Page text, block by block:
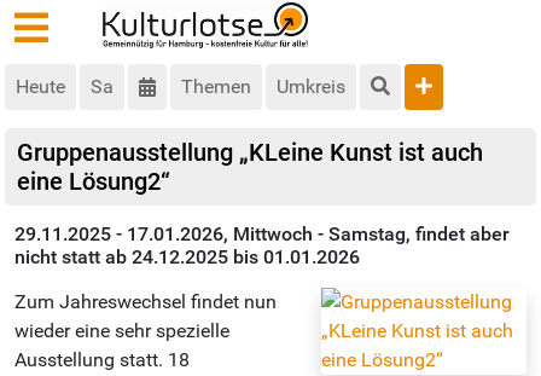
Heute Sa Themen Umkreis
Gruppenausstellung „KLeine Kunst ist auch
eine Lösung2“
29.11.2025 - 17.01.2026, Mittwoch - Samstag, findet aber
nicht statt ab 24.12.2025 bis 01.01.2026
Zum Jahreswechsel findet nun
wieder eine sehr spezielle
Ausstellung statt. 18